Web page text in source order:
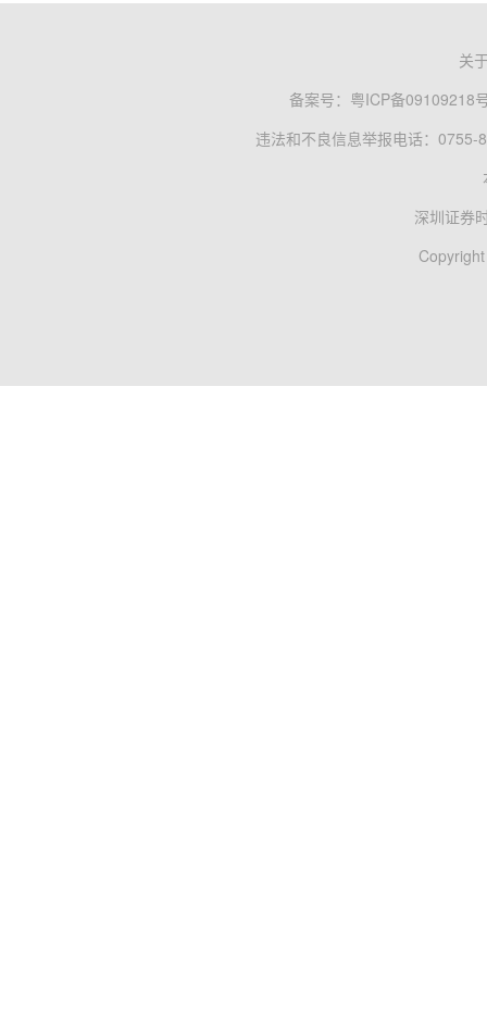
关
备案号： 粤ICP备09109218
违法和不良信息举报电话：0755-
深圳证券